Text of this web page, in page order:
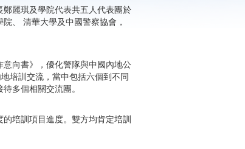
麗琪及學院代表共五人代表團於
、 清華大學及中國警察協會，
向書》，優化警隊與中國內地公
培訓交流，當中包括六個到不同
多個相關交流團。
培訓項目進度。雙方均肯定培訓